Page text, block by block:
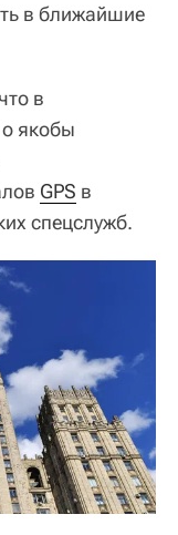
в ближайшие
в
якобы
GPS в
спецслужб.